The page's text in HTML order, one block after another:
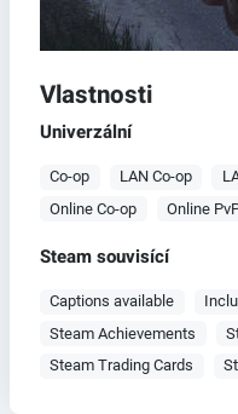
Vlastnosti
Univerzální
Co-op LAN Co-op
Online Co-op
Online
Steam souvisící
Captions available
Steam Achievements
Steam Trading Cards